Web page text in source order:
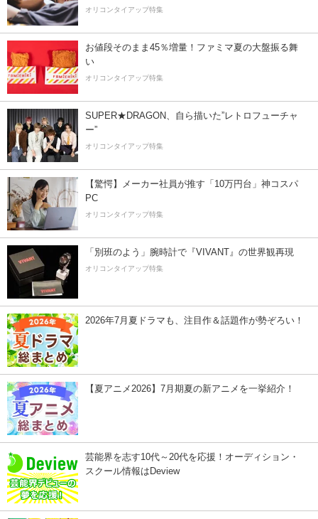
オリコンタイアップ特集
お値段そのまま45％増量！ファミマ夏の大盤振る舞
い
オリコンタイアップ特集
SUPER★DRAGON、自ら描いた”レトロフューチャ
ー”
オリコンタイアップ特集
【驚愕】メーカー社員が推す「10万円台」神コスパ
PC
オリコンタイアップ特集
「別班のよう」腕時計で『VIVANT』の世界観再現
オリコンタイアップ特集
2026年7月夏ドラマも、注目作＆話題作が勢ぞろい！
【夏アニメ2026】7月期夏の新アニメを一挙紹介！
芸能界を志す10代～20代を応援！オーディション・
スクール情報はDeview